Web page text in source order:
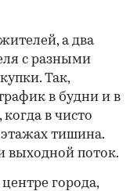
а два
с разными
Так,
в будни и в
в чисто
тишина.
выходной поток.
города,